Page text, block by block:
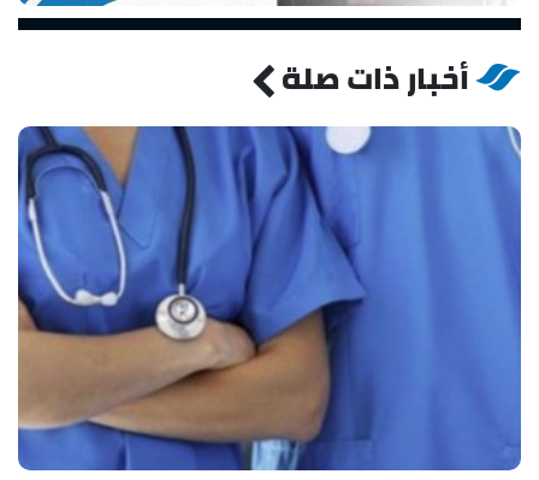
أخبار ذات صلة